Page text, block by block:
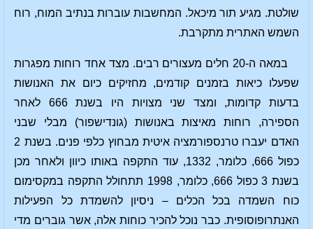
שולטת. מגיע תור מיכאל. המחשבות עוברות בנתיב המוח, רוח
השמש האתרית מתקרבת.
במאה ה-20 חלים מעצורים רבים. מצד אחד רוחות מפגרות
שפעלו כיאות בזמנים קודמים, מחזיקים כיום את האנושות
בדעות קדומות, ומצד שני מצויות היו בשנת 666 לאחר
הספירה, רוחות מאיצות באנושות (גונדישפור) מבלי שבני
האדם יעברו טרנספורמציה איטית מבחוץ כלפי פנים. בשנת 2
כפול 666, כלומר, 1332, עוד התקפה באותו כיוון ולאחר מכן
בשנת 3 כפול 666, כלומר, 1998 תתחולל התקפה במקסימום
כוח השמדה בכל הכלים – ניסיון להשמדת כל הפעילות
האנתרופוסופית. כבר נוכל להכיר כוחות אלה, אשר גוברים מדי